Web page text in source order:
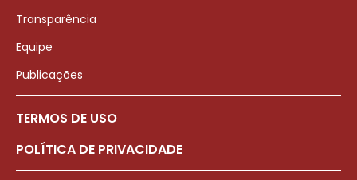
Transparência
Equipe
Publicações
TERMOS DE USO
POLÍTICA DE PRIVACIDADE